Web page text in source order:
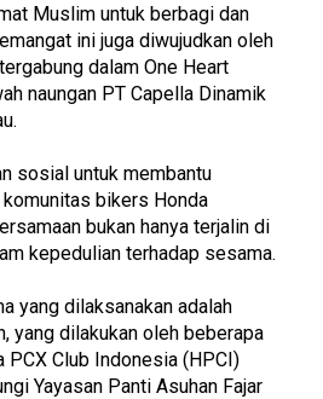
Muslim untuk berbagi dan
ini juga diwujudkan oleh
dalam One Heart
naungan PT Capella Dinamik
sosial untuk membantu
bikers Honda
bukan hanya terjalin di
kepedulian terhadap sesama.
yang dilaksanakan adalah
yang dilakukan oleh beberapa
PCX Club Indonesia (HPCI)
Yayasan Panti Asuhan Fajar